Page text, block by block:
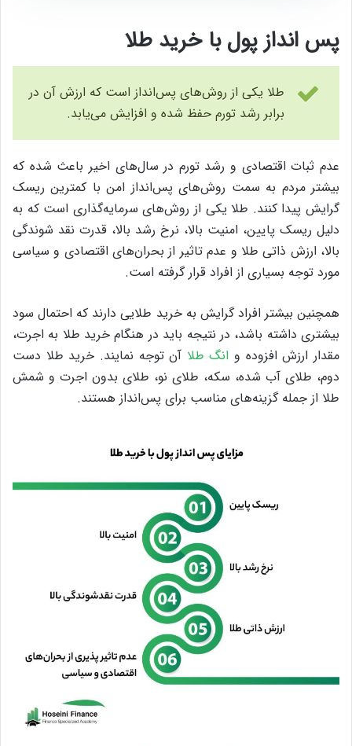
پس‌ انداز پول با خرید طلا
طلا یکی از روش‌های پس‌انداز است که ارزش آن در
برابر رشد تورم حفظ شده و افزایش می‌یابد.
عدم ثبات اقتصادی و رشد تورم در سال‌های اخیر باعث شده که
بیشتر مردم به سمت روش‌های پس‌انداز امن با کمترین ریسک
گرایش پیدا کنند. طلا یکی از روش‌های سرمایه‌گذاری است که به
دلیل ریسک پایین، امنیت بالا، نرخ رشد بالا، قدرت نقد شوندگی
بالا، ارزش ذاتی طلا و عدم تاثیر از بحران‌های اقتصادی و سیاسی
مورد توجه بسیاری از افراد قرار گرفته است.
همچنین بیشتر افراد گرایش به خرید طلایی دارند که احتمال سود
بیشتری داشته باشد، در نتیجه باید در هنگام خرید طلا به اجرت،
مقدار ارزش افزوده و انگ طلا آن توجه نمایند. خرید طلا دست
دوم، طلای آب شده، سکه، طلای نو، طلای بدون اجرت و شمش
طلا از جمله گزینه‌های مناسب برای پس‌انداز هستند.